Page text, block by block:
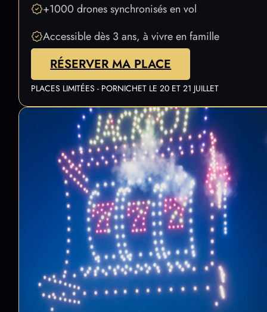
+1000 drones synchronisés en vol
Accessible dès 3 ans, à vivre en famille
RÉSERVER MA PLACE
PLACES LIMITÉES - PORNICHET LE 20 ET 21 JUILLET